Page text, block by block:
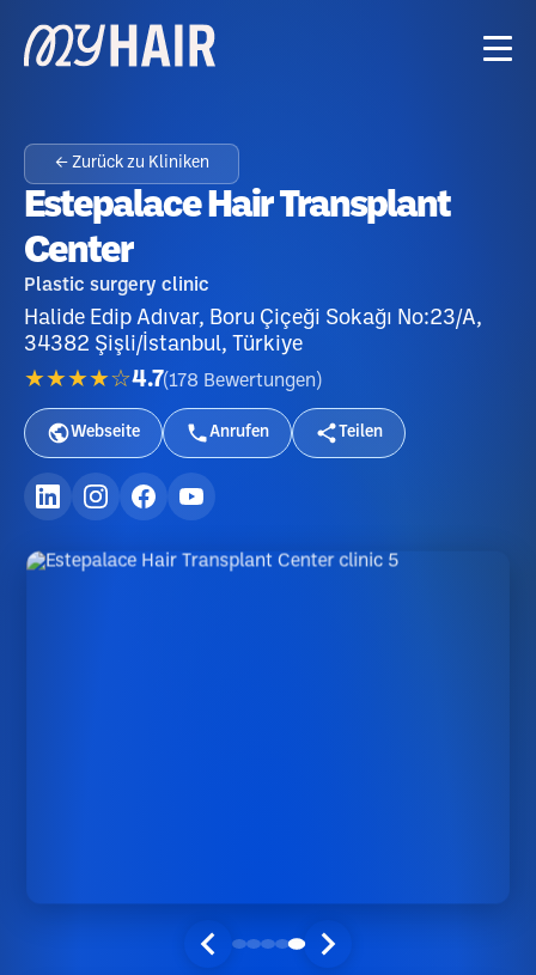
← Zurück zu Kliniken
Estepalace Hair Transplant
Center
Plastic surgery clinic
Halide Edip Adıvar, Boru Çiçeği Sokağı No:23/A,
34382 Şişli/İstanbul, Türkiye
★★★★☆4.7(178 Bewertungen )
Webseite Anrufen Teilen